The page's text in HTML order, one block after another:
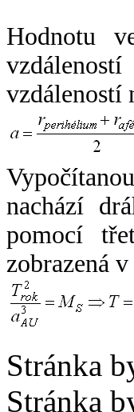
Hodnotu
vzdáleností
nachází
pomocí
zobrazená
Stránka
Stránka